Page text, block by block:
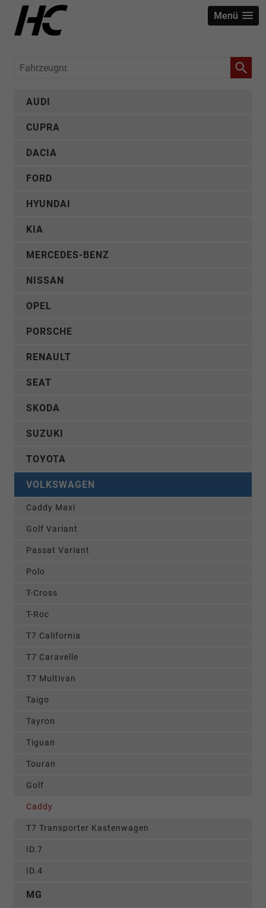
Menü
Fahrzeugnr.
AUDI
CUPRA
DACIA
FORD
HYUNDAI
KIA
MERCEDES-BENZ
NISSAN
OPEL
PORSCHE
RENAULT
SEAT
SKODA
SUZUKI
TOYOTA
VOLKSWAGEN
Caddy Maxi
Golf Variant
Passat Variant
Polo
T-Cross
T-Roc
T7 California
T7 Caravelle
T7 Multivan
Taigo
Tayron
Tiguan
Touran
Golf
Caddy
T7 Transporter Kastenwagen
ID.7
ID.4
MG